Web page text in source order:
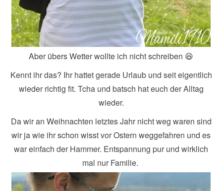
Aber übers Wetter wollte ich nicht schreiben 😆
Kennt ihr das? Ihr hattet gerade Urlaub und seit eigentlich
wieder richtig fit. Tcha und batsch hat euch der Alltag
wieder.
Da wir an Weihnachten letztes Jahr nicht weg waren sind
wir ja wie ihr schon wisst vor Ostern weggefahren und es
war einfach der Hammer. Entspannung pur und wirklich
mal nur Familie.